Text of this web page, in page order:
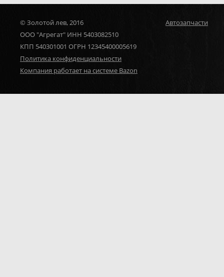
© Золотой лев, 2016
ООО "Агрегат" ИНН 5403082510
КПП 540301001 ОГРН 12345400005619
Политика конфиденциальности
Компания работает на системе Bazon
Автозапчасти